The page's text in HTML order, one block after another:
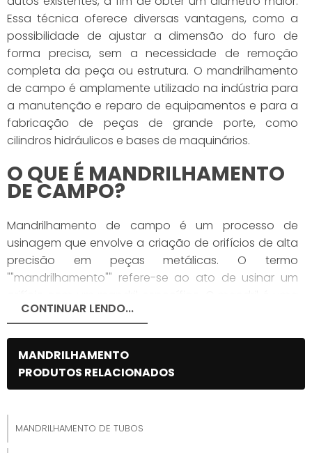
Essa técnica oferece diversas vantagens, como a
possibilidade de ajustar a dimensão do furo de
forma precisa, sem a necessidade de remoção
completa da peça ou estrutura. O mandrilhamento
de campo é amplamente utilizado na indústria para
a manutenção e reparo de equipamentos e para a
fabricação de peças de grande porte, como
cilindros hidráulicos e bases de maquinários.
O QUE É MANDRILHAMENTO
DE CAMPO?
Mandrilhamento de campo é um processo de
usinagem que envolve a criação de orifícios de alta
precisão em peças metálicas. O termo
""mandrilhamento"" refere-se ao ato de usinar um
ferramenta que possui cortadores ajustáveis para
orifício.
O mandrilhamento de campo é aplicado em
componentes como cilindros, carcaças, tampas de
cilindros, blocos de motor, entre outros. É um
processo comum na indústria metalúrgica, utilizado
para garantir a precisão dimensional e a qualidade
CONTINUAR LENDO...
MANDRILHAMENTO
PRODUTOS RELACIONADOS
MANDRILHAMENTO DE TUBOS